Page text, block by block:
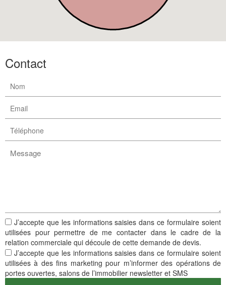
Contact
J’accepte que les informations saisies dans ce formulaire soient
utilisées pour permettre de me contacter dans le cadre de la
relation commerciale qui découle de cette demande de devis.
J’accepte que les informations saisies dans ce formulaire soient
utilisées à des fins marketing pour m’informer des opérations de
portes ouvertes, salons de l’immobilier newsletter et SMS